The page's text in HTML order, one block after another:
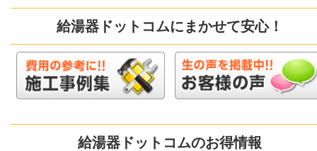
給湯器ドットコムにまかせて安心！
給湯器ドットコムのお得情報